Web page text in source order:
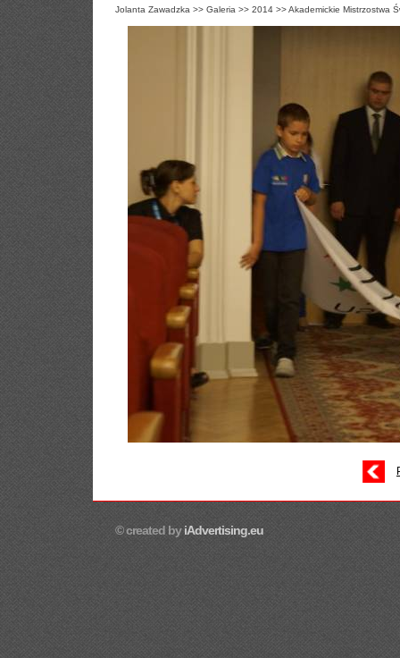
Jolanta Zawadzka >> Galeria >> 2014 >>Akademickie Mistrzostwa
© created byiAdvertising.eu